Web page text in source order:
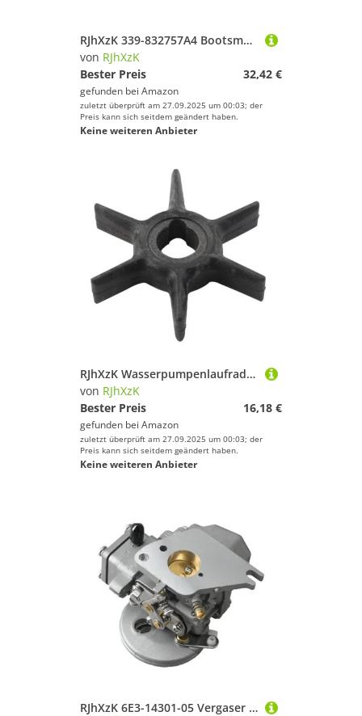
RJhXzK 339-832757A4 Bootsmotor 6-225HP Zündspule 339-835757A3 339-737A13 Sela18-5186 184-0001 Modellersatz
von RJhXzK
Bester Preis
32,42 €
gefunden bei Amazon
zuletzt überprüft am 27.09.2025 um 00:03; der
Preis kann sich seitdem geändert haben.
Keine weiteren Anbieter
RJhXzK Wasserpumpenlaufrad Passend for M-rcury 6 PS 8 PS 9,9 PS 10 PS 15 PS 47-42038 Force 47-42038-2 47 42038Q02 18-3062 9-45039 500318
von RJhXzK
Bester Preis
16,18 €
gefunden bei Amazon
zuletzt überprüft am 27.09.2025 um 00:03; der
Preis kann sich seitdem geändert haben.
Keine weiteren Anbieter
RJhXzK 6E3-14301-05 Vergaser 6E3-14301-00 Passend for ymh 2-Takt 4HP 5HP Bootsmotor 6E0-14301-05 6E3-14301 6E0-14301 Bootsmotorteile